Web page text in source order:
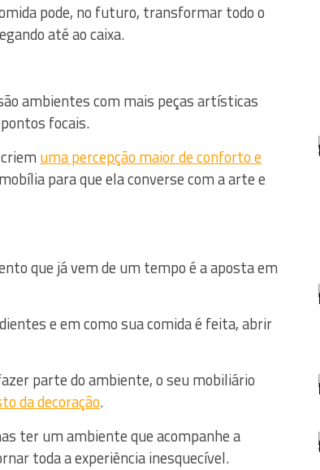
pode, no futuro, transformar todo o
até ao caixa.
ambientes com mais peças artísticas
focais.
uma percepção maior de conforto e
para que ela converse com a arte e
que já vem de um tempo é a aposta em
e em como sua comida é feita, abrir
parte do ambiente, o seu mobiliário
da decoração.
ter um ambiente que acompanhe a
toda a experiência inesquecível.